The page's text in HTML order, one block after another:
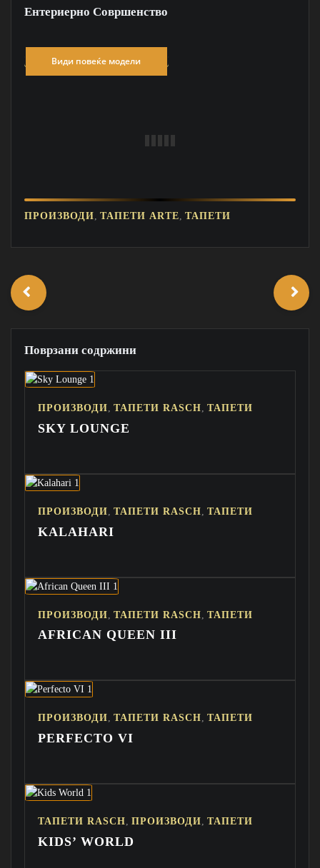
Ентериерно Совршенство
ПРОИЗВОДИ ТАПЕТИ ARTE ТАПЕТИ
Поврзани содржини
ПРОИЗВОДИ, ТАПЕТИ RASCH, ТАПЕТИ
SKY LOUNGE
ПРОИЗВОДИ ТАПЕТИ RASCH ТАПЕТИ
KALAHARI
ПРОИЗВОДИ ТАПЕТИ RASCH ТАПЕТИ
AFRICAN QUEEN III
ПРОИЗВОДИ, ТАПЕТИ RASCH, ТАПЕТИ
PERFECTO VI
ТАПЕТИ RASCH ПРОИЗВОДИ ТАПЕТИ
KIDS’ WORLD